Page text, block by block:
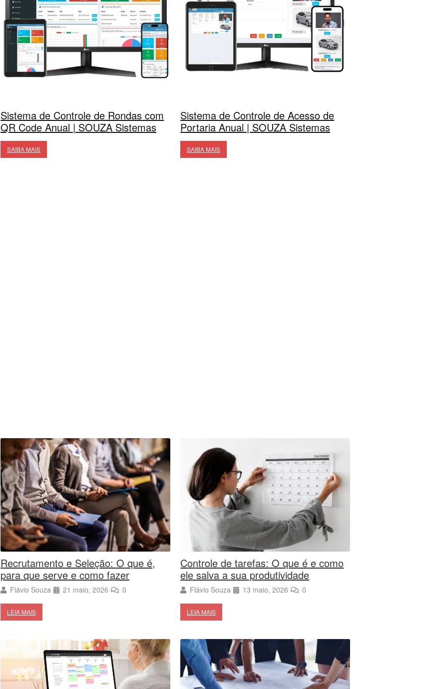
Sistema de Controle de Rondas com
QR Code Anual | SOUZA Sistemas
SAIBA MAIS
Sistema de Controle de Acesso de
Portaria Anual | SOUZA Sistemas
SAIBA MAIS
Recrutamento e Seleção: O que é,
para que serve e como fazer
Flávio Souza 21 maio, 2026 0
LEIA MAIS
Controle de tarefas: O que é e como
ele salva a sua produtividade
Flávio Souza 13 maio, 2026 0
LEIA MAIS